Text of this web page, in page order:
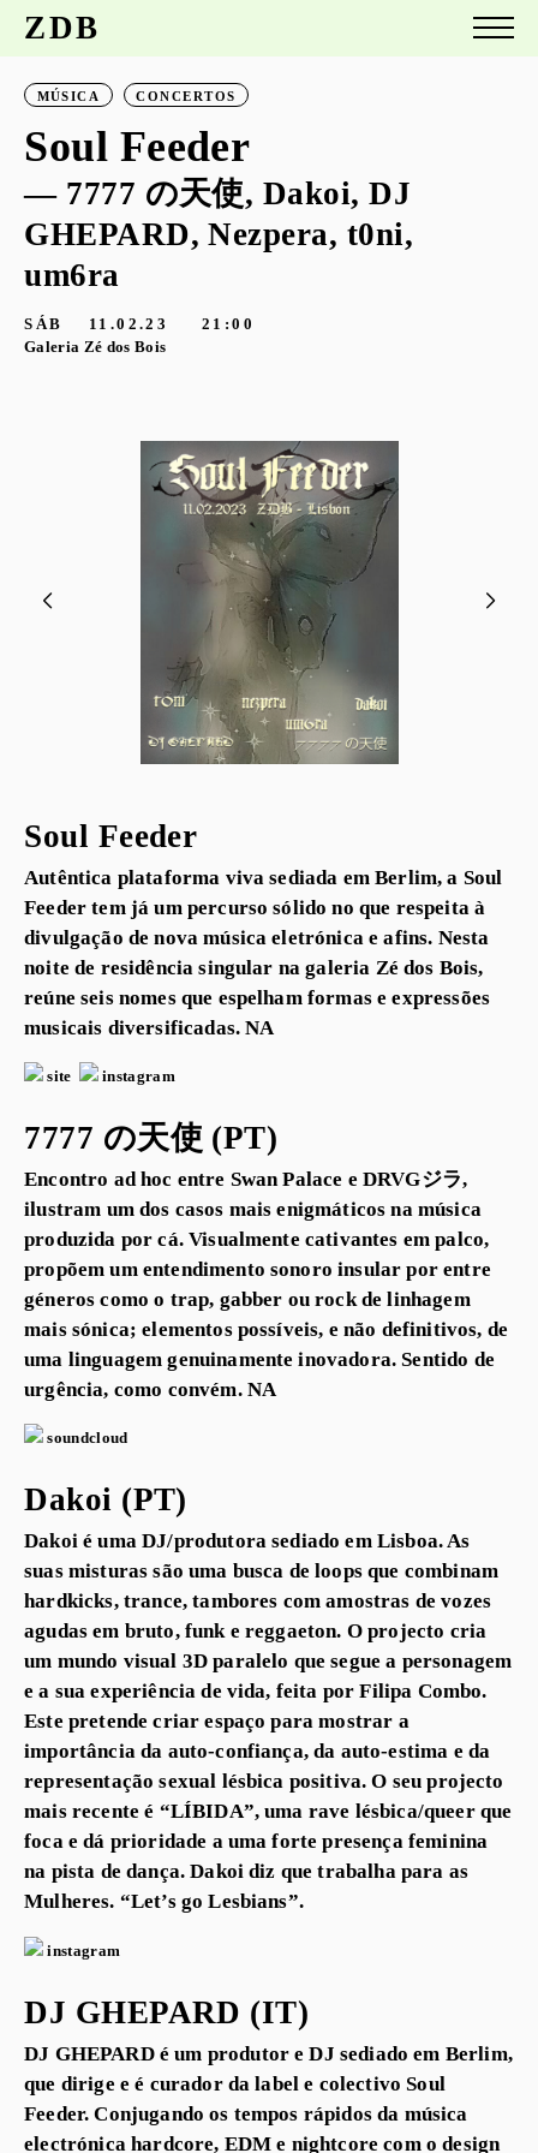
ZDB
MÚSICA CONCERTOS
Soul Feeder
— 7777 の天使, Dakoi, DJ
GHEPARD, Nezpera, t0ni,
um6ra
SÁB 11.02.23
21:00
Galeria Zé dos Bois
Soul Feeder
Autêntica plataforma viva sediada em Berlim, a Soul
Feeder tem já um percurso sólido no que respeita à
divulgação de nova música eletrónica e afins. Nesta
noite de residência singular na galeria Zé dos Bois,
reúne seis nomes que espelham formas e expressões
musicais diversificadas. NA
site instagram
7777 の天使 (PT)
Encontro ad hoc entre Swan Palace e DRVGジラ,
ilustram um dos casos mais enigmáticos na música
produzida por cá. Visualmente cativantes em palco,
propõem um entendimento sonoro insular por entre
géneros como o trap, gabber ou rock de linhagem
mais sónica; elementos possíveis, e não definitivos, de
uma linguagem genuinamente inovadora. Sentido de
urgência, como convém. NA
soundcloud
Dakoi (PT)
Dakoi é uma DJ/produtora sediado em Lisboa. As
suas misturas são uma busca de loops que combinam
hardkicks, trance, tambores com amostras de vozes
agudas em bruto, funk e reggaeton. O projecto cria
um mundo visual 3D paralelo que segue a personagem
e a sua experiência de vida, feita por Filipa Combo.
Este pretende criar espaço para mostrar a
importância da auto-confiança, da auto-estima e da
representação sexual lésbica positiva. O seu projecto
mais recente é “LÍBIDA”, uma rave lésbica/queer que
foca e dá prioridade a uma forte presença feminina
na pista de dança. Dakoi diz que trabalha para as
Mulheres. “Let’s go Lesbians”.
instagram
DJ GHEPARD (IT)
DJ GHEPARD é um produtor e DJ sediado em Berlim,
que dirige e é curador da label e colectivo Soul
Feeder. Conjugando os tempos rápidos da música
electrónica hardcore, EDM e nightcore com o design